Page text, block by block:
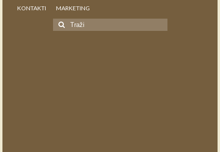
KONTAKTI MARKETING
Search
for: